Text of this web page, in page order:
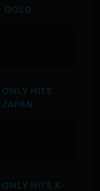
GOLD
ONLY HITS
JAPAN
ONLY HITS K-